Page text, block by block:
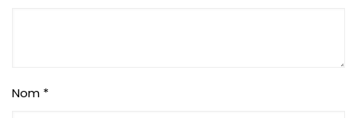
Nom *